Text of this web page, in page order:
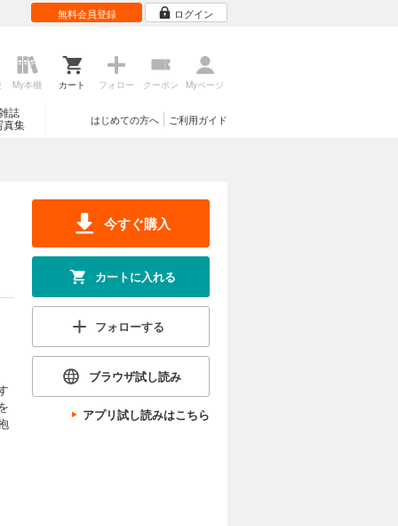
無料会員登録 ログイン
My本棚 カート フォロー クーポン Myページ
誌
真集
ご利用ガイド
はじめての方へ
今すぐ購入
カートに入れる
フォローする
ブラウザ試し読み
アプリ試し読みはこちら